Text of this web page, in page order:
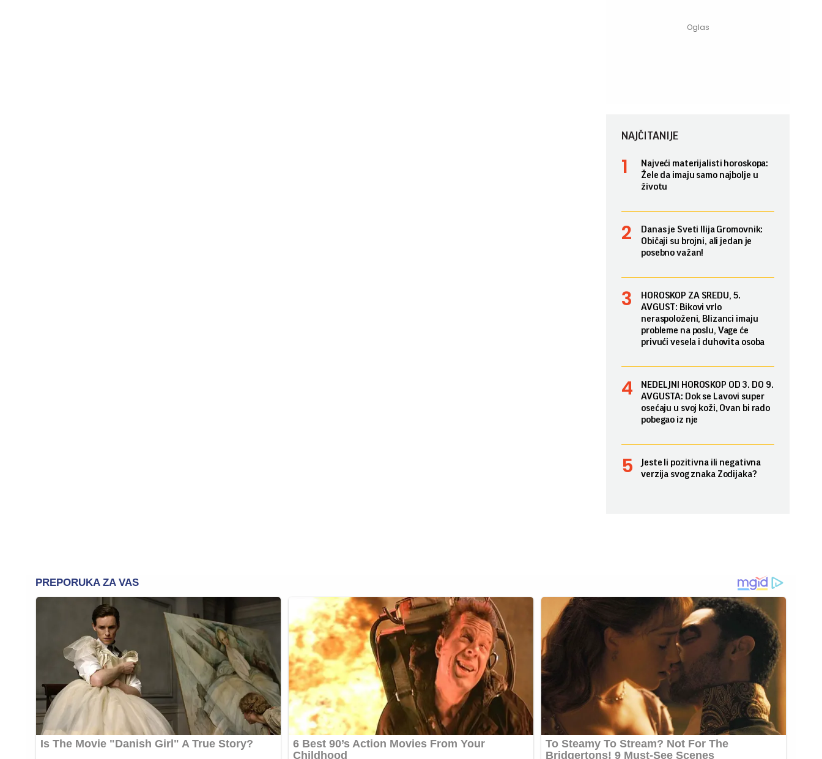
NAJČITANIJE
Najveći materijalisti horoskopa:
Žele da imaju samo najbolje u
životu
Danas je Sveti Ilija Gromovnik:
Običaji su brojni, ali jedan je
posebno važan!
HOROSKOP ZA SREDU, 5.
AVGUST: Bikovi vrlo
neraspoloženi, Blizanci imaju
probleme na poslu, Vage će
privući vesela i duhovita osoba
NEDELJNI HOROSKOP OD 3. DO 9.
AVGUSTA: Dok se Lavovi super
osećaju u svoj koži, Ovan bi rado
pobegao iz nje
Jeste li pozitivna ili negativna
verzija svog znaka Zodijaka?